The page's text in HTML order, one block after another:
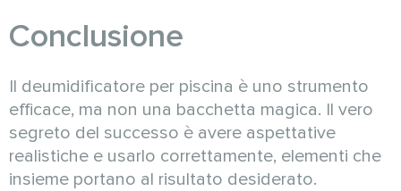
Conclusione
Il deumidificatore per piscina è uno strumento
efficace, ma non una bacchetta magica. Il vero
segreto del successo è avere aspettative
realistiche e usarlo correttamente, elementi che
insieme portano al risultato desiderato.